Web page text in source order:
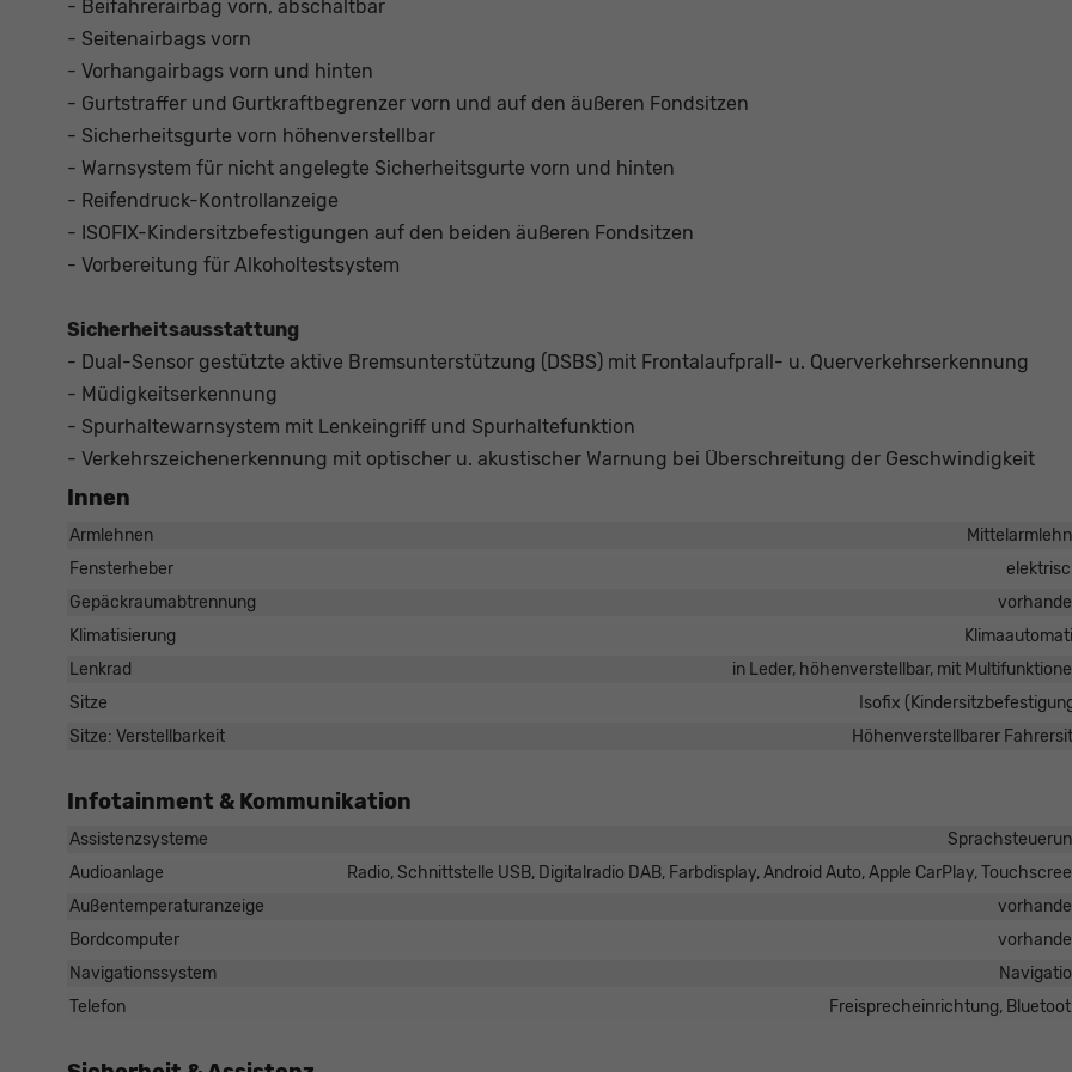
- Beifahrerairbag vorn, abschaltbar
- Seitenairbags vorn
- Vorhangairbags vorn und hinten
- Gurtstraffer und Gurtkraftbegrenzer vorn und auf den äußeren Fondsitzen
- Sicherheitsgurte vorn höhenverstellbar
- Warnsystem für nicht angelegte Sicherheitsgurte vorn und hinten
- Reifendruck-Kontrollanzeige
- ISOFIX-Kindersitzbefestigungen auf den beiden äußeren Fondsitzen
- Vorbereitung für Alkoholtestsystem
Sicherheitsausstattung
- Dual-Sensor gestützte aktive Bremsunterstützung (DSBS) mit Frontalaufprall- u. Querverkehrserkennung
- Müdigkeitserkennung
- Spurhaltewarnsystem mit Lenkeingriff und Spurhaltefunktion
- Verkehrszeichenerkennung mit optischer u. akustischer Warnung bei Überschreitung der Geschwindigkeit
Innen
Armlehnen
Fensterheber
Gepäckraumabtrennung
Klimatisierung
Lenkrad
in Leder, höhenverstellbar, mit
Sitze
Isofix
Sitze: Verstellbarkeit
Höhenverstellbarer
Infotainment & Kommunikation
Assistenzsysteme
Audioanlage
Radio, Schnittstelle USB, Digitalradio DAB, Farbdisplay, Android Auto, Apple CarPlay,
Außentemperaturanzeige
Bordcomputer
Navigationssystem
Telefon
Freisprecheinrichtung,